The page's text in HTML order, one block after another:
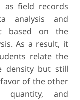
field records
analysis and
based on the
As a result, it
relate the
density but still
of the other
quantity, and